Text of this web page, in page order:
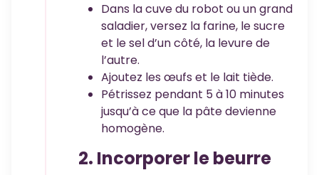
Dans la cuve du robot ou un grand
saladier, versez la farine, le sucre
et le sel d’un côté, la levure de
l’autre.
Ajoutez les œufs et le lait tiède.
Pétrissez pendant 5 à 10 minutes
jusqu’à ce que la pâte devienne
homogène.
2. Incorporer le beurre